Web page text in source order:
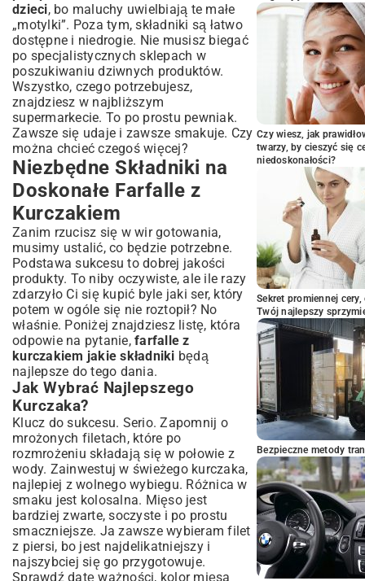
Farfalle z Kurczakiem w Sosie
Śmietanowym: Klasyka Smaku
Farfalle z Kurczakiem i Szpinakiem: Zdrowa
Alternatywa
Farfalle z Kurczakiem i Suszonymi
Pomidorami: Śródziemnomorska Nuta
Farfalle z Kurczakiem i Brokułami: Szybkie
Połączenie
Wersja Na Ostro: Dodaj Charakteru
Porady i Triki Kulinarnych Mistrzów
Jak Uniknąć Wysuszenia Kurczaka?
Sekrety Idealnego Sosu
Przechowywanie i Odgrzewanie: Zachowaj
Świeżość
Farfalle z Kurczakiem na Stole:
Propozycje Serwowania i Dodatków
Z Czym Podawać Farfalle z Kurczakiem?
Napoje Idealnie Pasujące do Dania
Podsumowanie: Twoje Nowe Ulubione
Danie!
dzieci, bo maluchy uwielbiają te małe
„motylki”. Poza tym, składniki są łatwo
dostępne i niedrogie. Nie musisz biegać
po specjalistycznych sklepach w
poszukiwaniu dziwnych produktów.
Wszystko, czego potrzebujesz,
znajdziesz w najbliższym
supermarkecie. To po prostu pewniak.
Zawsze się udaje i zawsze smakuje. Czy
można chcieć czegoś więcej?
Niezbędne Składniki na
Doskonałe Farfalle z
Kurczakiem
Zanim rzucisz się w wir gotowania,
musimy ustalić, co będzie potrzebne.
Podstawa sukcesu to dobrej jakości
produkty. To niby oczywiste, ale ile razy
zdarzyło Ci się kupić byle jaki ser, który
potem w ogóle się nie roztopił? No
właśnie. Poniżej znajdziesz listę, która
odpowie na pytanie, farfalle z
kurczakiem jakie składniki będą
najlepsze do tego dania.
Jak Wybrać Najlepszego
Kurczaka?
Klucz do sukcesu. Serio. Zapomnij o
mrożonych filetach, które po
rozmrożeniu składają się w połowie z
wody. Zainwestuj w świeżego kurczaka,
najlepiej z wolnego wybiegu. Różnica w
smaku jest kolosalna. Mięso jest
bardziej zwarte, soczyste i po prostu
smaczniejsze. Ja zawsze wybieram filet
z piersi, bo jest najdelikatniejszy i
najszybciej się go przygotowuje.
Sprawdź datę ważności, kolor mięsa
Czy wiesz, jak
twarzy, by cieszyć się
niedoskonałości?
Sekret promiennej
Twój najlepszy
Bezpieczne metody